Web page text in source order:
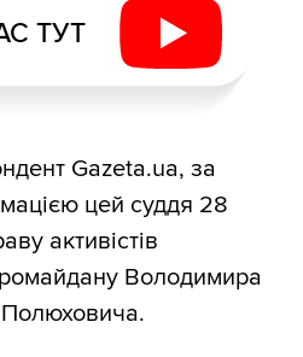
ТУТ
Gazeta.ua, за
цей суддя 28
активістів
Володимира
Полюховича.